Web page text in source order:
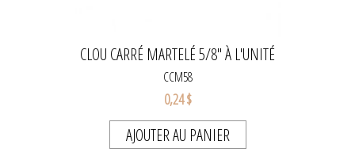
CLOU CARRÉ MARTELÉ 5/8" À L'UNITÉ
CCM58
0,24 $
AJOUTER AU PANIER